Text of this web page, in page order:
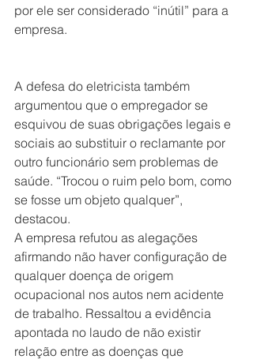
por ele ser considerado “inútil” para a
empresa.
A defesa do eletricista também
argumentou que o empregador se
esquivou de suas obrigações legais e
sociais ao substituir o reclamante por
outro funcionário sem problemas de
saúde. “Trocou o ruim pelo bom, como
se fosse um objeto qualquer”,
destacou.
A empresa refutou as alegações
afirmando não haver configuração de
qualquer doença de origem
ocupacional nos autos nem acidente
de trabalho. Ressaltou a evidência
apontada no laudo de não existir
relação entre as doenças que